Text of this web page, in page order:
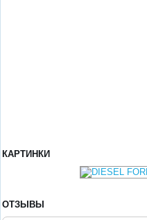
КАРТИНКИ
ОТЗЫВЫ